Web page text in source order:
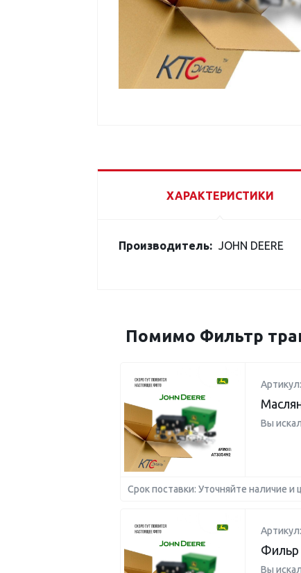
ХАРАКТЕРИСТИКИ
Производитель: JOHN DEERE
Помимо Фильтр
Вы
Срок поставки: Уточняйте наличие и
Вы